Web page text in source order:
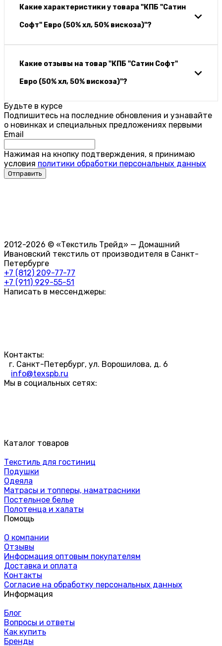
Какие характеристики у товара "КПБ "Сатин
Софт" Евро (50% хл, 50% вискоза)"?
Какие отзывы на товар "КПБ "Сатин Софт"
Евро (50% хл, 50% вискоза)"?
Будьте в курсе
Подпишитесь на последние обновления и узнавайте
о новинках и специальных предложениях первыми
Email
Нажимая на кнопку подтверждения, я принимаю
условия политики обработки персональных данных
2012-2026 © «Текстиль Трейд» — Домашний
Ивановский текстиль от производителя в Санкт-
Петербурге
+7 (812) 209-77-77
+7 (911) 929-55-51
Написать в мессенджеры:
Контакты:
г. Санкт-Петербург, ул. Ворошилова, д. 6
info@texspb.ru
Мы в социальных сетях:
Каталог товаров
Текстиль для гостиниц
Подушки
Одеяла
Матрасы и топперы, наматрасники
Постельное белье
Полотенца и халаты
Помощь
О компании
Отзывы
Информация оптовым покупателям
Доставка и оплата
Контакты
Согласие на обработку персональных данных
Информация
Блог
Вопросы и ответы
Как купить
Бренды